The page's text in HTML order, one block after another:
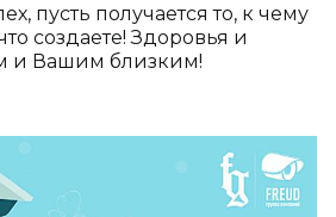
пусть получается то, к чему
создаете! Здоровья и
и Вашим близким!